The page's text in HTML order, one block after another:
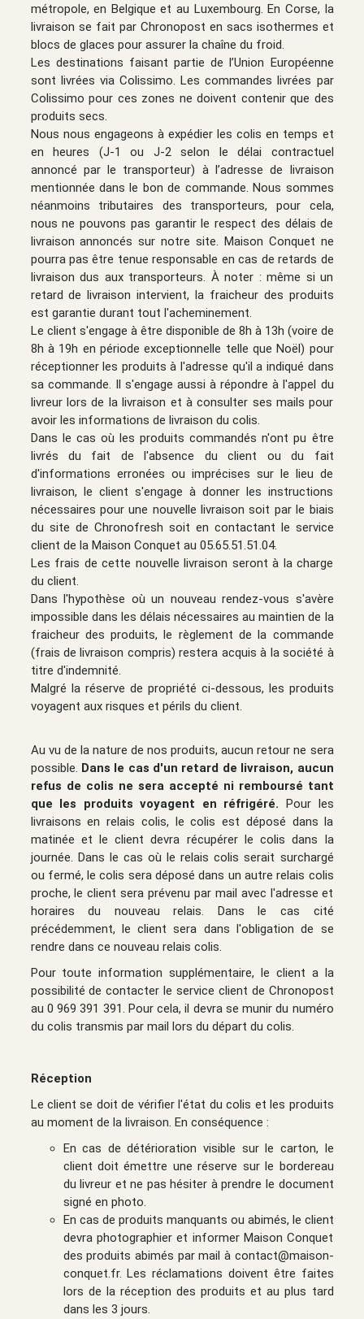
métropole, en Belgique et au Luxembourg . En Corse, la
livraison se fait par Chronopost en sacs isothermes et
blocs de glaces pour assurer la chaîne du froid.
Les destinations faisant partie de l’Union Européenne
sont livrées via Colissimo. Les commandes livrées par
Colissimo pour ces zones ne doivent contenir que des
produits secs.
Nous nous engageons à expédier les colis en temps et
en heures (J-1 ou J-2 selon le délai contractuel
annoncé par le transporteur) à l’adresse de livraison
mentionnée dans le bon de commande. Nous sommes
néanmoins tributaires des transporteurs, pour cela,
nous ne pouvons pas garantir le respect des délais de
livraison annoncés sur notre site. Maison Conquet ne
pourra pas être tenue responsable en cas de retards de
livraison dus aux transporteurs. À noter : même si un
retard de livraison intervient, la fraicheur des produits
est garantie durant tout l'acheminement.
Le client s'engage à être disponible de 8h à 13h (voire de
8h à 19h en période exceptionnelle telle que Noël) pour
réceptionner les produits à l'adresse qu'il a indiqué dans
sa commande. Il s'engage aussi à répondre à l'appel du
livreur lors de la livraison et à consulter ses mails pour
avoir les informations de livraison du colis.
Dans le cas où les produits commandés n'ont pu être
livrés du fait de l'absence du client ou du fait
d'informations erronées ou imprécises sur le lieu de
livraison, le client s'engage à donner les instructions
nécessaires pour une nouvelle livraison soit par le biais
du site de Chronofresh soit en contactant le service
client de la Maison Conquet au 05.65.51.51.04.
Les frais de cette nouvelle livraison seront à la charge
du client.
Dans l'hypothèse où un nouveau rendez-vous s'avère
impossible dans les délais nécessaires au maintien de la
fraicheur des produits, le règlement de la commande
(frais de livraison compris) restera acquis à la société à
titre d'indemnité.
Malgré la réserve de propriété ci-dessous, les produits
voyagent aux risques et périls du client.
Au vu de la nature de nos produits, aucun retour ne sera
possible. Dans le cas d'un retard de livraison, aucun
refus de colis ne sera accepté ni remboursé tant
que les produits voyagent en réfrigéré. Pour les
livraisons en relais colis, le colis est déposé dans la
matinée et le client devra récupérer le colis dans la
journée. Dans le cas où le relais colis serait surchargé
ou fermé, le colis sera déposé dans un autre relais colis
proche, le client sera prévenu par mail avec l'adresse et
horaires du nouveau relais. Dans le cas cité
précédemment, le client sera dans l'obligation de se
rendre dans ce nouveau relais colis.
Pour toute information supplémentaire, le client a la
possibilité de contacter le service client de Chronopost
au 0 969 391 391. Pour cela, il devra se munir du numéro
du colis transmis par mail lors du départ du colis.
Réception
Le client se doit de vérifier l'état du colis et les produits
au moment de la livraison. En conséquence :
En cas de détérioration visible sur le carton, le
client doit émettre une réserve sur le bordereau
du livreur et ne pas hésiter à prendre le document
signé en photo.
En cas de produits manquants ou abimés, le client
devra photographier et informer Maison Conquet
des produits abimés par mail à contact@maison-
conquet.fr. Les réclamations doivent être faites
lors de la réception des produits et au plus tard
dans les 3 jours.